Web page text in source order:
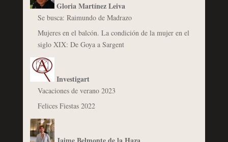
Gloria Martínez Leiva
Se busca: Raimundo de Madrazo
Mujeres en el balcón. La condición de la mujer en el
siglo XIX: De Goya a Sargent
Investigart
Vacaciones de verano 2023
Felices Fiestas 2022